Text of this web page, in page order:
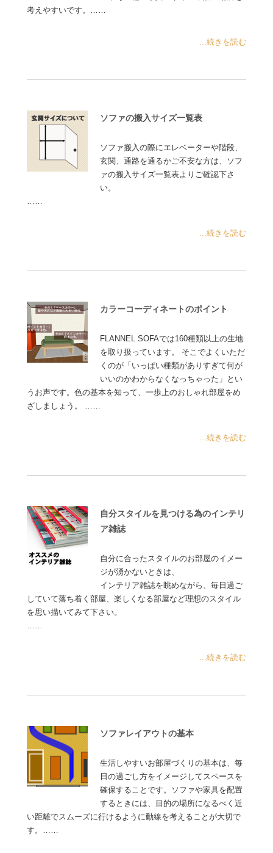
考えやすいです。……
...続きを読む
ソファの搬入サイズ一覧表
ソファ搬入の際にエレベーターや階段、
玄関、通路を通るかご不安な方は、ソフ
ァの搬入サイズ一覧表よりご確認下さ
い。
...続きを読む
カラーコーディネートのポイント
FLANNEL SOFAでは160種類以上の生地
を取り扱っています。 そこでよくいただ
くのが「いっぱい種類がありすぎて何が
いいのかわからなくなっちゃった」とい
うお声です。色の基本を知って、一歩上のおしゃれ部屋をめ
ざしましょう。 ……
...続きを読む
自分スタイルを見つける為のインテリ
ア雑誌
自分に合ったスタイルのお部屋のイメー
ジが湧かないときは、
インテリア雑誌を眺めながら、毎日過ご
していて落ち着く部屋、楽しくなる部屋など理想のスタイル
を思い描いてみて下さい。
……
...続きを読む
ソファレイアウトの基本
生活しやすいお部屋づくりの基本は、毎
日の過ごし方をイメージしてスペースを
確保することです。ソファや家具を配置
するときには、目的の場所になるべく近
い距離でスムーズに行けるように動線を考えることが大切で
す。……